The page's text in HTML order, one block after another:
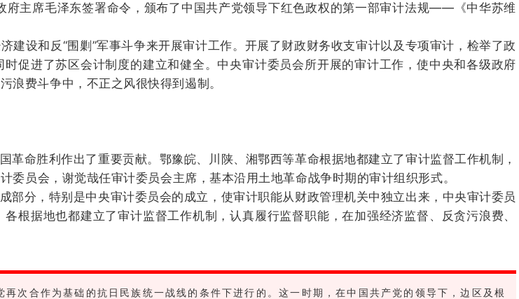
府主席毛泽东签署命令，颁布了中国共产党领导下红色政权的第一部审计法规——《中华苏维
建设和反“围剿”军事斗争来开展审计工作。 开展了财政财务收支审计以及专项审计，检举了政
促进了苏区会计制度的建立和健全。 中央审计委员会所开展的审计工作，使中央和各级政府
浪费斗争中，不正之风很快得到遏制。
命胜利作出了重要贡献。鄂豫皖、川陕、湘鄂西等革命根据地都建立了审计监督工作机制，
员会，谢觉哉任审计委员会主席，基本沿用土地革命战争时期的审计组织形式。
分，特别是中央审计委员会的成立，使审计职能从财政管理机关中独立出来，中央审计委员
各根据地也都建立了审计监督工作机制，认真履行监督职能，在加强经济监督、反贪污浪费、
次合作为基础的抗日民族统一战线的条件下进行的。这一时期，在中国共产党的领导下，边区及根